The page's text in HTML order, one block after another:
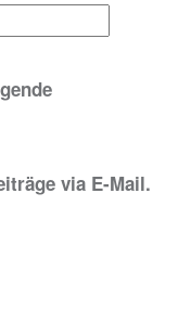
via E-Mail.